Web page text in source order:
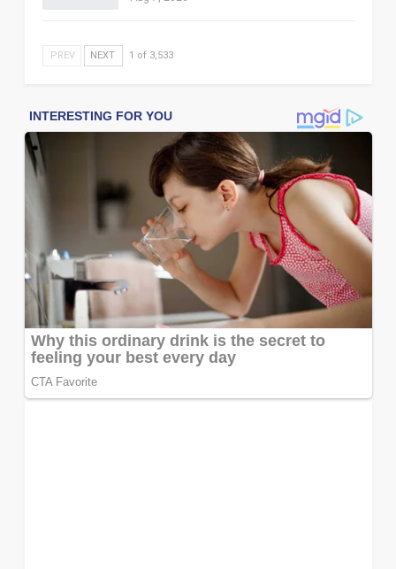
PREV NEXT 1 of 3,533